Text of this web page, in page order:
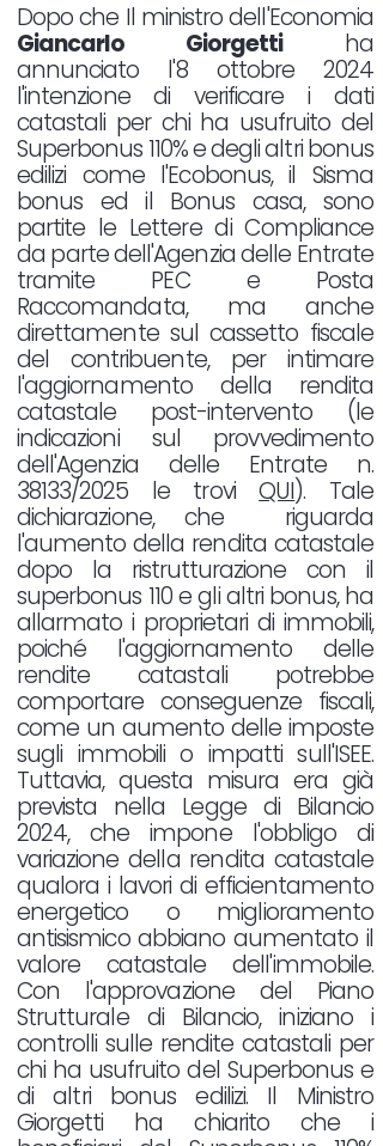
Dopo che Il ministro dell'Economia
Giancarlo Giorgettiha
annunciato l'8 ottobre 2024
l'intenzione di verificare i dati
catastali per chi ha usufruito del
Superbonus 110% e degli altri bonus
edilizi come l'Ecobonus, il Sisma
bonus ed il Bonus casa, sono
partite le Lettere di Compliance
da parte dell'Agenzia delle Entrate
tramite PEC e Posta
Raccomandata, ma anche
direttamente sul cassetto fiscale
del contribuente, per intimare
l'aggiornamento della rendita
catastale post-intervento (le
indicazioni sul provvedimento
dell'Agenzia delle Entrate n.
38133/2025 le troviQUI). Tale
dichiarazione, che riguarda
l'aumento della rendita catastale
dopo la ristrutturazione con il
superbonus 110 e gli altri bonus, ha
allarmato i proprietari di immobili,
poiché l'aggiornamento delle
rendite catastali potrebbe
comportare conseguenze fiscali,
come un aumento delle imposte
sugli immobili o impatti sull'ISEE.
Tuttavia, questa misura era già
prevista nella Legge di Bilancio
2024, che impone l'obbligo di
variazione della rendita catastale
qualora i lavori di efficientamento
energetico o miglioramento
antisismico abbiano aumentato il
valore catastale dell'immobile.
Con l'approvazione del Piano
Strutturale di Bilancio, iniziano i
controlli sulle rendite catastali per
chi ha usufruito del Superbonus e
di altri bonus edilizi. Il Ministro
Giorgetti ha chiarito che i